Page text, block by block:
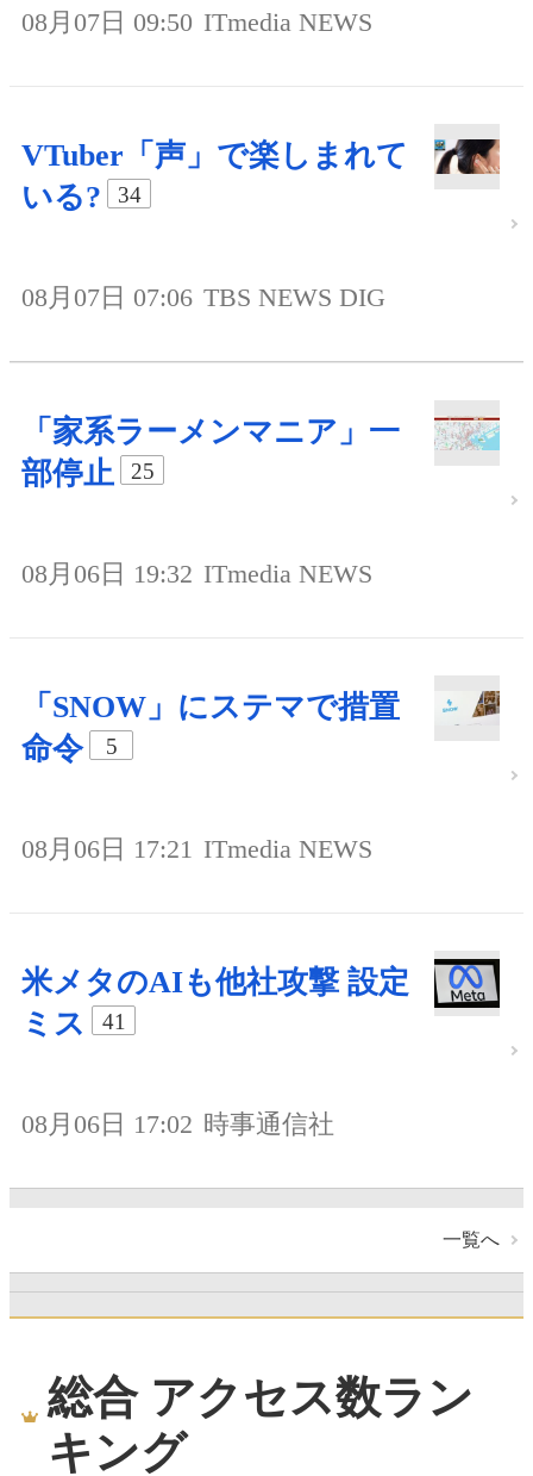
08月07日 09:50 ITmedia NEWS
VTuber「声」で楽しまれて
いる?
34
08月07日 07:06 TBS NEWS DIG
「家系ラーメンマニア」一
部停止
25
08月06日 19:32 ITmedia NEWS
「SNOW」にステマで措置
命令
5
08月06日 17:21 ITmedia NEWS
米メタのAIも他社攻撃 設定
ミス
41
08月06日 17:02 時事通信社
一覧へ
総合 アクセス数ラン
キング